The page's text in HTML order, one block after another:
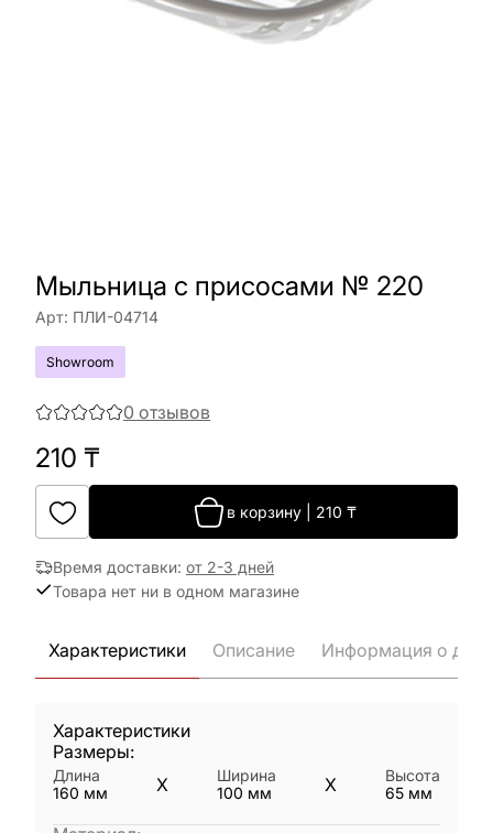
Мыльница с присосами № 220
Арт: ПЛИ-04714
Showroom
0 отзывов
210 ₸
в корзину| 210 ₸
Время доставки: от 2-3 дней
Товара нет ни в одном магазине
Характеристики Описание Информация о
Характеристики
Размеры:
Длина
160 мм X
Ширина
100 мм X
Высота
65 мм